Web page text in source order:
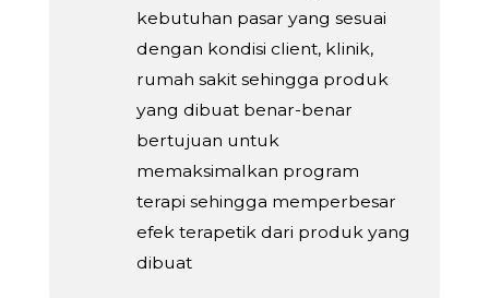
kebutuhan pasar yang sesuai
dengan kondisi client, klinik,
rumah sakit sehingga produk
yang dibuat benar-benar
bertujuan untuk
memaksimalkan program
terapi sehingga memperbesar
efek terapetik dari produk yang
dibuat